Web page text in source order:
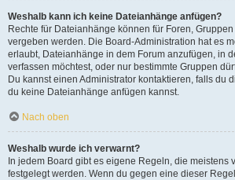
Weshalb kann ich keine Dateianhänge anfügen?
Rechte für Dateianhänge können für Foren,
vergeben werden. Die Board-Administration hat es
erlaubt, Dateianhänge in dem Forum anzufügen, in
verfassen möchtest, oder nur bestimmte Gruppen
Du kannst einen Administrator kontaktieren, falls du
du keine Dateianhänge anfügen kannst.
Nach oben
Weshalb wurde ich verwarnt?
In jedem Board gibt es eigene Regeln, die meistens
festgelegt werden. Wenn du gegen eine dieser